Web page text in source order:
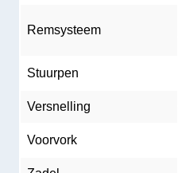
Remsysteem
Stuurpen
Versnelling
Voorvork